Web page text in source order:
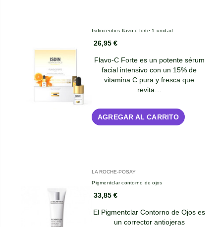
Isdinceutics flavo-c forte 1 unidad
26,95 €
Flavo-C Forte es un potente sérum
facial intensivo con un 15% de
vitamina C pura y fresca que
revita…
AGREGAR AL CARRITO
LA ROCHE-POSAY
Pigmentclar contorno de ojos
33,85 €
El Pigmentclar Contorno de Ojos es
un corrector antiojeras